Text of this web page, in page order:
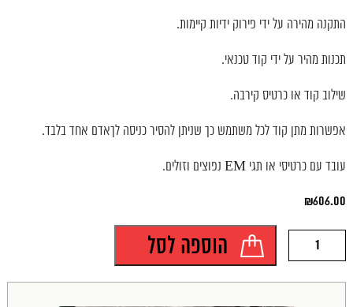
התקנה מהירה על ידי פירוק ידיות קיימות.
תכנות מהיר על ידי קוד טכנאי.
שילוב קוד או כרטיס קירבה.
אפשרות מתן קוד לכל משתמש כך שניתן להסיר כניסה לךאדם אחד בלבד.
עובד עם כרטיסי או תגי EM נפוצים וזולים.
₪606.00
קוד
הוספה לסל